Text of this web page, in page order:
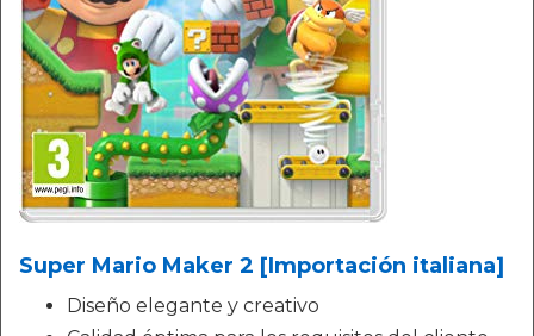
Super Mario Maker 2 [Importación italiana]
Diseño elegante y creativo